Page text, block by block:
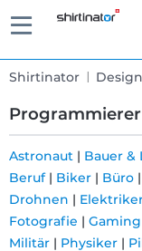
Shirtinator
Schnelle
Lieferung
Astronaut | Bauer &
Beruf| Biker | Büro |
Drohnen |
Fotografie | Gaming
Militär | Physiker |